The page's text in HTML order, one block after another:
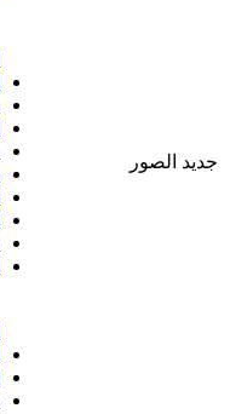
جديد الصور